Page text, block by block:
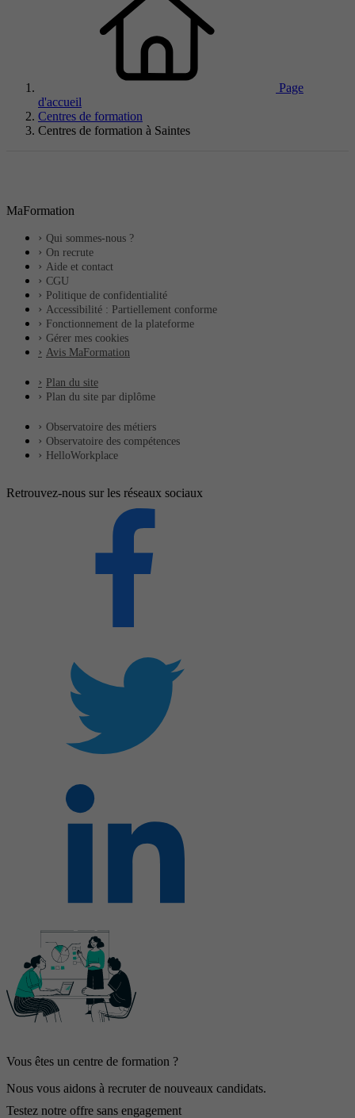
Page
d'accueil
Centres de formation
Centres de formation à Saintes
MaFormation
Qui sommes-nous ?
On recrute
Aide et contact
CGU
Politique de confidentialité
Accessibilité : Partiellement conforme
Fonctionnement de la plateforme
Gérer mes cookies
Avis MaFormation
Plan du site
Plan du site par diplôme
Observatoire des métiers
Observatoire des compétences
HelloWorkplace
Retrouvez-nous sur les réseaux sociaux
Vous êtes un centre de formation ?
Nous vous aidons à recruter de nouveaux candidats.
Testez notre offre sans engagement